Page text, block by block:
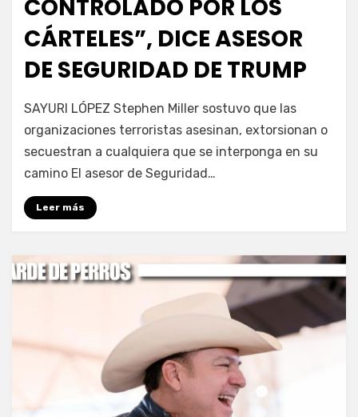
CONTROLADO POR LOS
CÁRTELES”, DICE ASESOR
DE SEGURIDAD DE TRUMP
porFernando Miranda Servín
SAYURI LÓPEZ Stephen Miller sostuvo que las
organizaciones terroristas asesinan, extorsionan o
secuestran a cualquiera que se interponga en su
camino El asesor de Seguridad…
Leer más